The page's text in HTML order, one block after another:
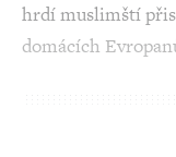
hrdí muslimští
domácích